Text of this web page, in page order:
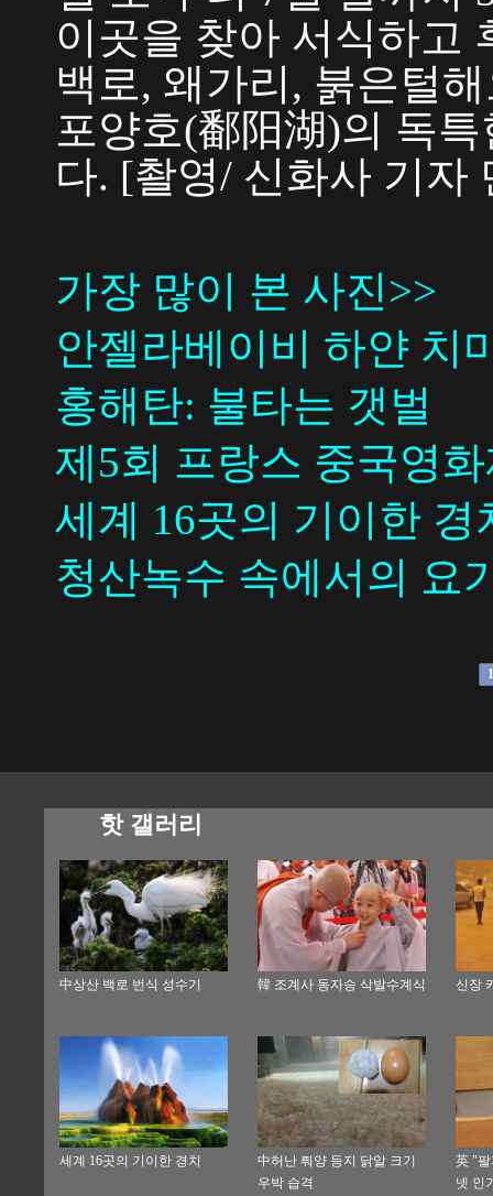
이곳을 찾아 서식하고
백로, 왜가리, 붉은털
포양호(鄱阳湖)의 독
다. [촬영/ 신화사 기자
가장 많이 본 사진>>
안젤라베이비 하얀 치
홍해탄: 불타는 갯벌
제5회 프랑스 중국영
세계 16곳의 기이한 경
청산녹수 속에서의 요
1
핫 갤러리
中상산 백로 번식 성수기 韓 조계사 동자승 삭발수계식 신장
세계 16곳의 기이한 경치
中허난 뤄양 등지 닭알 크기
우박 습격
英 "
넷 인